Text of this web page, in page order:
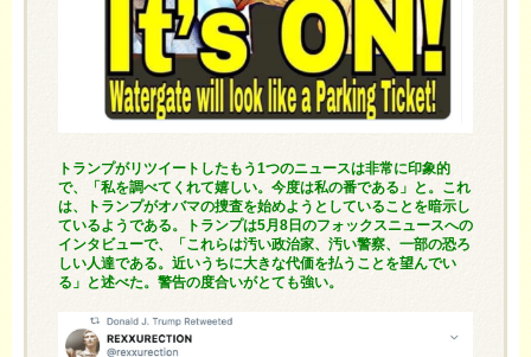
トランプがリツイートしたもう1つのニュースは非常に印象的
で、「私を調べてくれて嬉しい。今度は私の番である」と。これ
は、トランプがオバマの捜査を始めようとしていることを暗示し
ているようである。トランプは5月8日のフォックスニュースへの
インタビューで、「これらは汚い政治家、汚い警察、一部の恐ろ
しい人達である。近いうちに大きな代価を払うことを望んでい
る」と述べた。警告の度合いがとても強い。